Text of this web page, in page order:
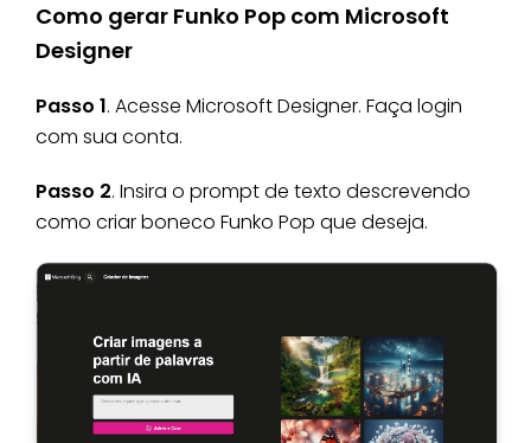
Como gerar Funko Pop com Microsoft
Designer
Passo 1. Acesse Microsoft Designer. Faça login
com sua conta.
Passo 2. Insira o prompt de texto descrevendo
como criar boneco Funko Pop que deseja.